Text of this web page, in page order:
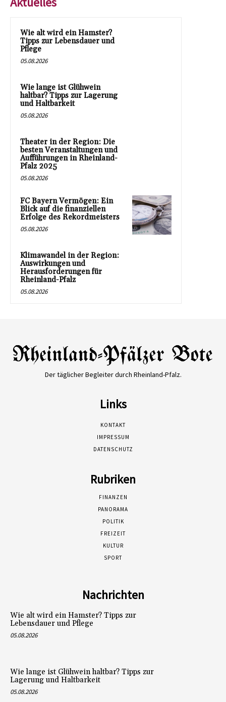
Wie alt wird ein Hamster?
Tipps zur Lebensdauer und
Pflege
05.08.2026
Wie lange ist Glühwein
haltbar? Tipps zur Lagerung
und Haltbarkeit
05.08.2026
Theater in der Region: Die
besten Veranstaltungen und
Aufführungen in Rheinland-
Pfalz 2025
05.08.2026
FC Bayern Vermögen: Ein
Blick auf die finanziellen
Erfolge des Rekordmeisters
05.08.2026
Klimawandel in der Region:
Auswirkungen und
Herausforderungen für
Rheinland-Pfalz
05.08.2026
Der täglicher Begleiter durch Rheinland-Pfalz.
Links
KONTAKT
IMPRESSUM
DATENSCHUTZ
Rubriken
FINANZEN
PANORAMA
POLITIK
FREIZEIT
KULTUR
SPORT
Nachrichten
Wie alt wird ein Hamster? Tipps zur
Lebensdauer und Pflege
05.08.2026
Wie lange ist Glühwein haltbar? Tipps zur
Lagerung und Haltbarkeit
05.08.2026